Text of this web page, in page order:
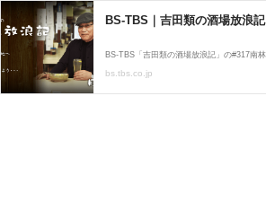
BS-TBS｜吉田類の酒場放浪記
bs.tbs.co.jp